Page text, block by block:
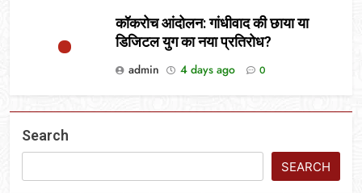
कॉकरोच आंदोलन: गांधीवाद की छाया या
डिजिटल युग का नया प्रतिरोध?
admin
4 days ago 0
Search
SEARCH